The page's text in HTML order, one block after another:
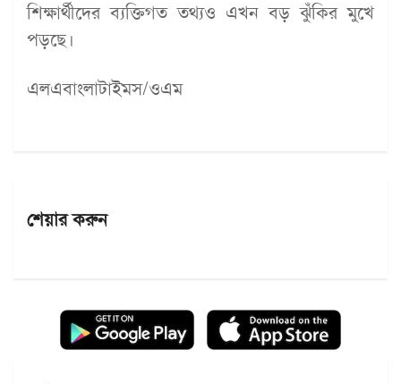
শিক্ষার্থীদের ব্যক্তিগত তথ্যও এখন বড় ঝুঁকির মুখে
পড়ছে।
এলএবাংলাটাইমস/ওএম
শেয়ার করুন